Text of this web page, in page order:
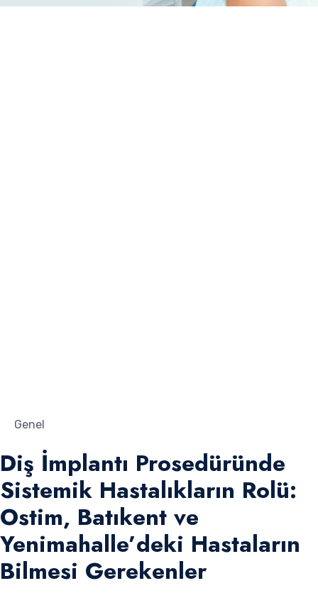
Genel
Diş İmplantı Prosedüründe
Sistemik Hastalıkların Rolü:
Ostim, Batıkent ve
Yenimahalle’deki Hastaların
Bilmesi Gerekenler